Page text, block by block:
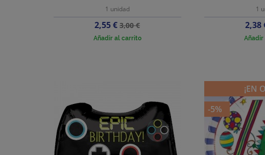
1 unidad
Precio
2,55 €Precio
base
3,00 €
Añadir al carrito
1
2,38
¡EN
-5%